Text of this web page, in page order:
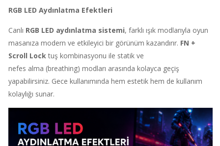
RGB LED Aydınlatma Efektleri
Canlı RGB LED aydınlatma sistemi, farklı ışık modlarıyla oyun
masanıza modern ve etkileyici bir görünüm kazandırır. FN +
Scroll Lock tuş kombinasyonu ile statik ve
nefes alma (breathing) modları arasında kolayca geçiş
yapabilirsiniz. Gece kullanımında hem estetik hem de kullanım
kolaylığı sunar.